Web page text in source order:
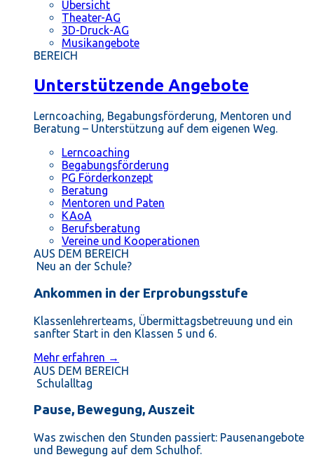
Übersicht
Theater-AG
3D-Druck-AG
Musikangebote
BEREICH
Unterstützende Angebote
Lerncoaching, Begabungsförderung, Mentoren und
Beratung – Unterstützung auf dem eigenen Weg.
Lerncoaching
Begabungsförderung
PG Förderkonzept
Beratung
Mentoren und Paten
KAoA
Berufsberatung
Vereine und Kooperationen
AUS DEM BEREICH
Neu an der Schule?
Ankommen in der Erprobungsstufe
Klassenlehrerteams, Übermittagsbetreuung und ein
sanfter Start in den Klassen 5 und 6.
Mehr erfahren →
AUS DEM BEREICH
Schulalltag
Pause, Bewegung, Auszeit
Was zwischen den Stunden passiert: Pausenangebote
und Bewegung auf dem Schulhof.